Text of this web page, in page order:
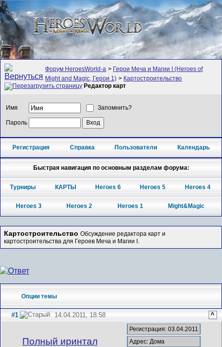
Форум HeroesWorld-а > Герои Меча и Магии I (Heroes of
Might and Magic, Герои 1) > Картостроительство
Редактор карт
Имя Запомнить?
Пароль
Регистрация Справка Пользователи Календарь
Быстрая навигация по основным разделам форума:
Турниры КАРТЫ Heroes 6 Heroes 5 Heroes 4
Heroes 3 Heroes 2 Heroes 1 Might&Magic
Картостроительство Обсуждение редактора карт и
картостроительства для Героев Меча и Магии I.
Опции темы
#1 14.04.2011, 18:58 ^
Полный иринтал
Регистрация: 03.04.2011
Адрес: Дома